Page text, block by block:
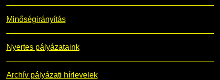
Minőségirányítás
Nyertes pályázataink
Archív pályázati hírlevelek